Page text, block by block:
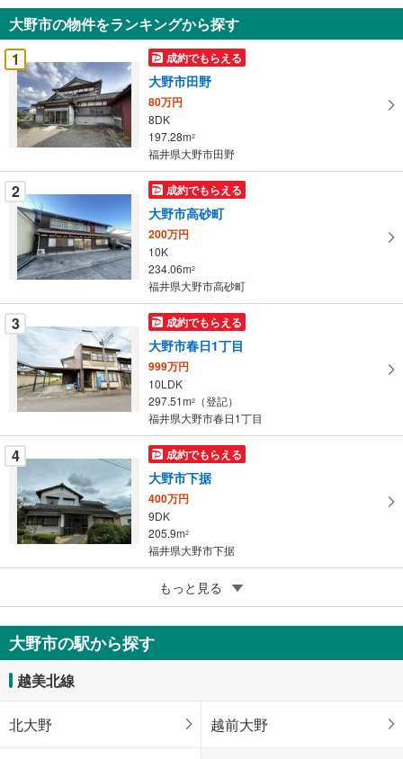
知
を
受
け
取
る
・
条
件
を
マ
ー
に
保
存
す
る
大野市の物件をランキングから探す
1
成約でもらえる
大野市田野
80万円
8DK
197.28m2
福井県大野市田野
2 成約でもらえる
大野市高砂町
200万円
10K
234.06m2
福井県大野市高砂町
3 成約でもらえる
大野市春日1丁目
999万円
10LDK
297.51m2
（登記）
福井県大野市春日1丁目
4 成約でもらえる
大野市下据
400万円
9DK
205.9m2
福井県大野市下据
成約でもらえる
大野市中野町4丁目
2,049万円
4SLDK
152.64m
もっと見る
大野市の駅から探す
越美北線
北大野 越前大野